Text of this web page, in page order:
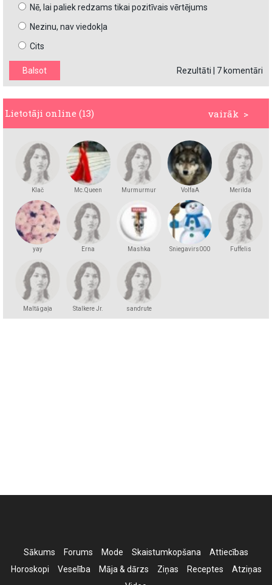
Nē, lai paliek redzams tikai pozitīvais vērtējums
Nezinu, nav viedokļa
Cits
Rezultāti 7 komentāri
vairāk >
Lietotāji online (13)
Klač Mc.Queen Murmurmur VolfaA Merilda
yay Erna
Mashka
Sniegavirs000 Fuffelis
Maltā gaļa Stalkere Jr. sandrute
Sākums Forums Mode Skaistumkopšana
Attiecības
Horoskopi
Veselība Māja & dārzs Ziņas Receptes
Atziņas